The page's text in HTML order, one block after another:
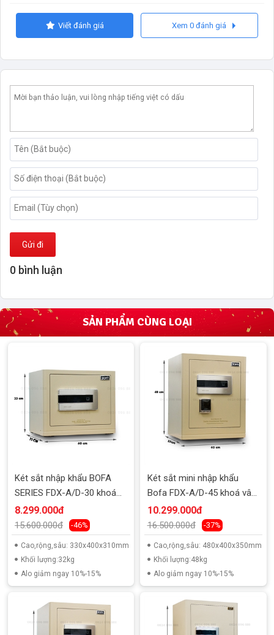
Viết đánh giá Xem 0 đánh giá
Gửi đi
0 bình luận
SẢN PHẨM CÙNG LOẠI
Két sắt nhập khẩu BOFA
SERIES FDX-A/D-30 khoá
vân tay
8.299.000đ
15.600.000đ -46%
Cao,rộng,sâu: 330x400x310mm
Khối lượng:32kg
Alo giảm ngay 10%-15%
Két sắt mini nhập khẩu
Bofa FDX-A/D-45 khoá vân
tay
10.299.000đ
16.500.000đ -37%
Cao,rộng,sâu: 480x400x350mm
Khối lượng:48kg
Alo giảm ngay 10%-15%